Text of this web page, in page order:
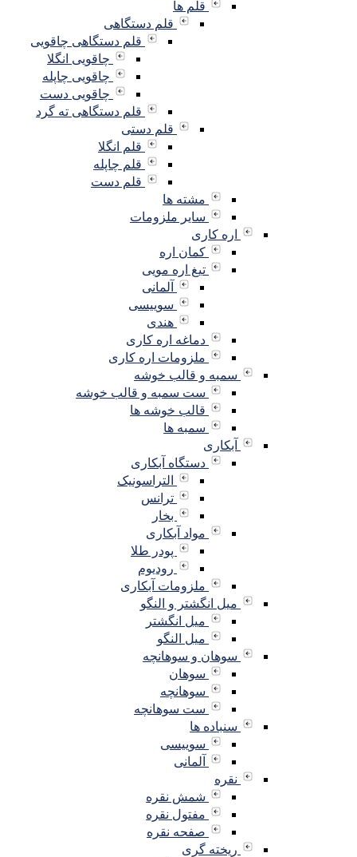
قلم ها
قلم دستگاهی
قلم دستگاهی چاقویی
چاقویی انگلا
چاقویی چاپله
چاقویی دست
قلم دستگاهی ته گرد
قلم دستی
قلم انگلا
قلم چاپله
قلم دست
مشته ها
سایر ملزومات
اره کاری
کمان اره
تیغ اره مویی
آلمانی
سوییسی
هندی
دماغه اره کاری
ملزومات اره کاری
سمبه و قالب خوشه
ست سمبه و قالب خوشه
قالب خوشه ها
سمبه ها
آبکاری
دستگاه آبکاری
التراسونیک
ترانس
بخار
مواد آبکاری
پودر طلا
رودیوم
ملزومات آبکاری
میل انگشتر و النگو
میل انگشتر
میل النگو
سوهان و سوهانچه
سوهان
سوهانچه
ست سوهانچه
سنباده ها
سوییسی
آلمانی
نقره
شمش نقره
مفتول نقره
صفحه نقره
ریخته گری